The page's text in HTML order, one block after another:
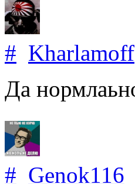
# Kharlamoff
Да
# Genok116